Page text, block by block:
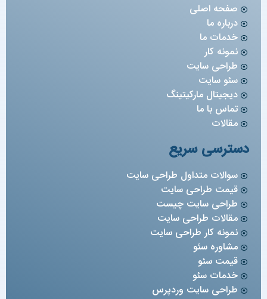
صفحه اصلی
درباره ما
خدمات ما
نمونه کار
طراحی سایت
سئو سایت
دیجیتال مارکیتینگ
تماس با ما
مقالات
دسترسی سریع
سوالات متداول طراحی سایت
قیمت طراحی سایت
طراحی سایت چیست
مقالات طراحی سایت
نمونه کار طراحی سایت
مشاوره سئو
قیمت سئو
خدمات سئو
طراحی سایت وردپرس